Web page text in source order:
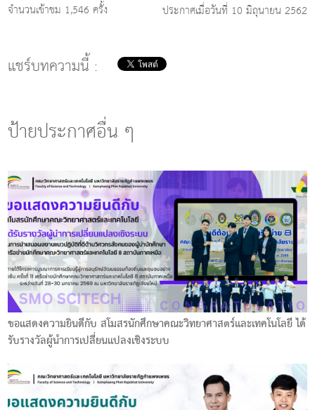
จำนวนเข้าชม 1,546 ครั้ง ประกาศเมื่อวันที่ 10 มิถุนายน 2562
แชร์บทความนี้ :
ป้ายประกาศอื่น ๆ
ขอแสดงความยินดีกับ สโมสรนักศึกษาคณะวิทยาศาสตร์และเทคโนโลยี ได้
รับรางวัลผู้นำการเปลี่ยนแปลงเชิงระบบ